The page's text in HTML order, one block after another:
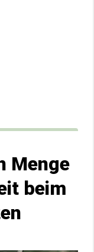
Menge
beim